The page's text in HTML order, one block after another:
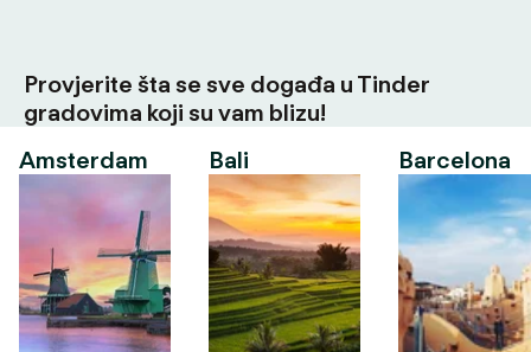
Provjerite šta se sve događa u Tinder
gradovima koji su vam blizu!
Amsterdam
Bali Barcelona